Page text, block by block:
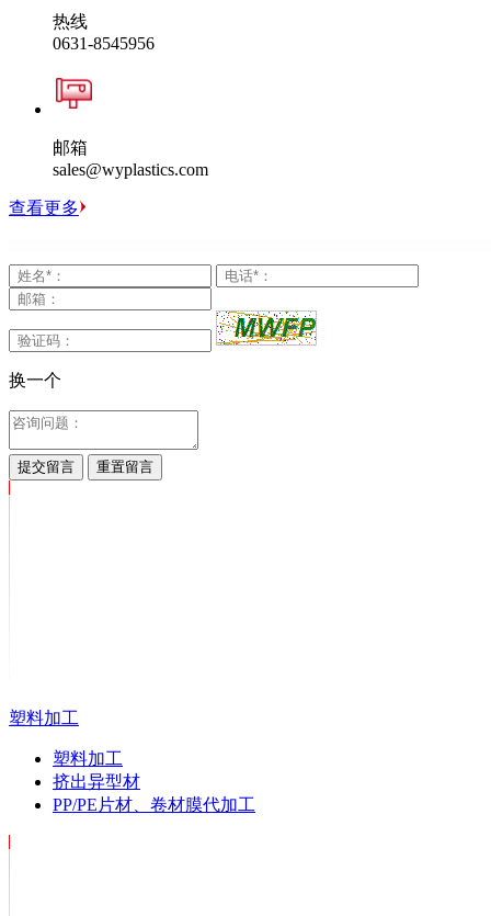
热线
0631-8545956
邮箱
sales@wyplastics.com
查看更多
换一个
提交留言 重置留言
塑料加工
塑料加工
挤出异型材
PP/PE片材、卷材膜代加工